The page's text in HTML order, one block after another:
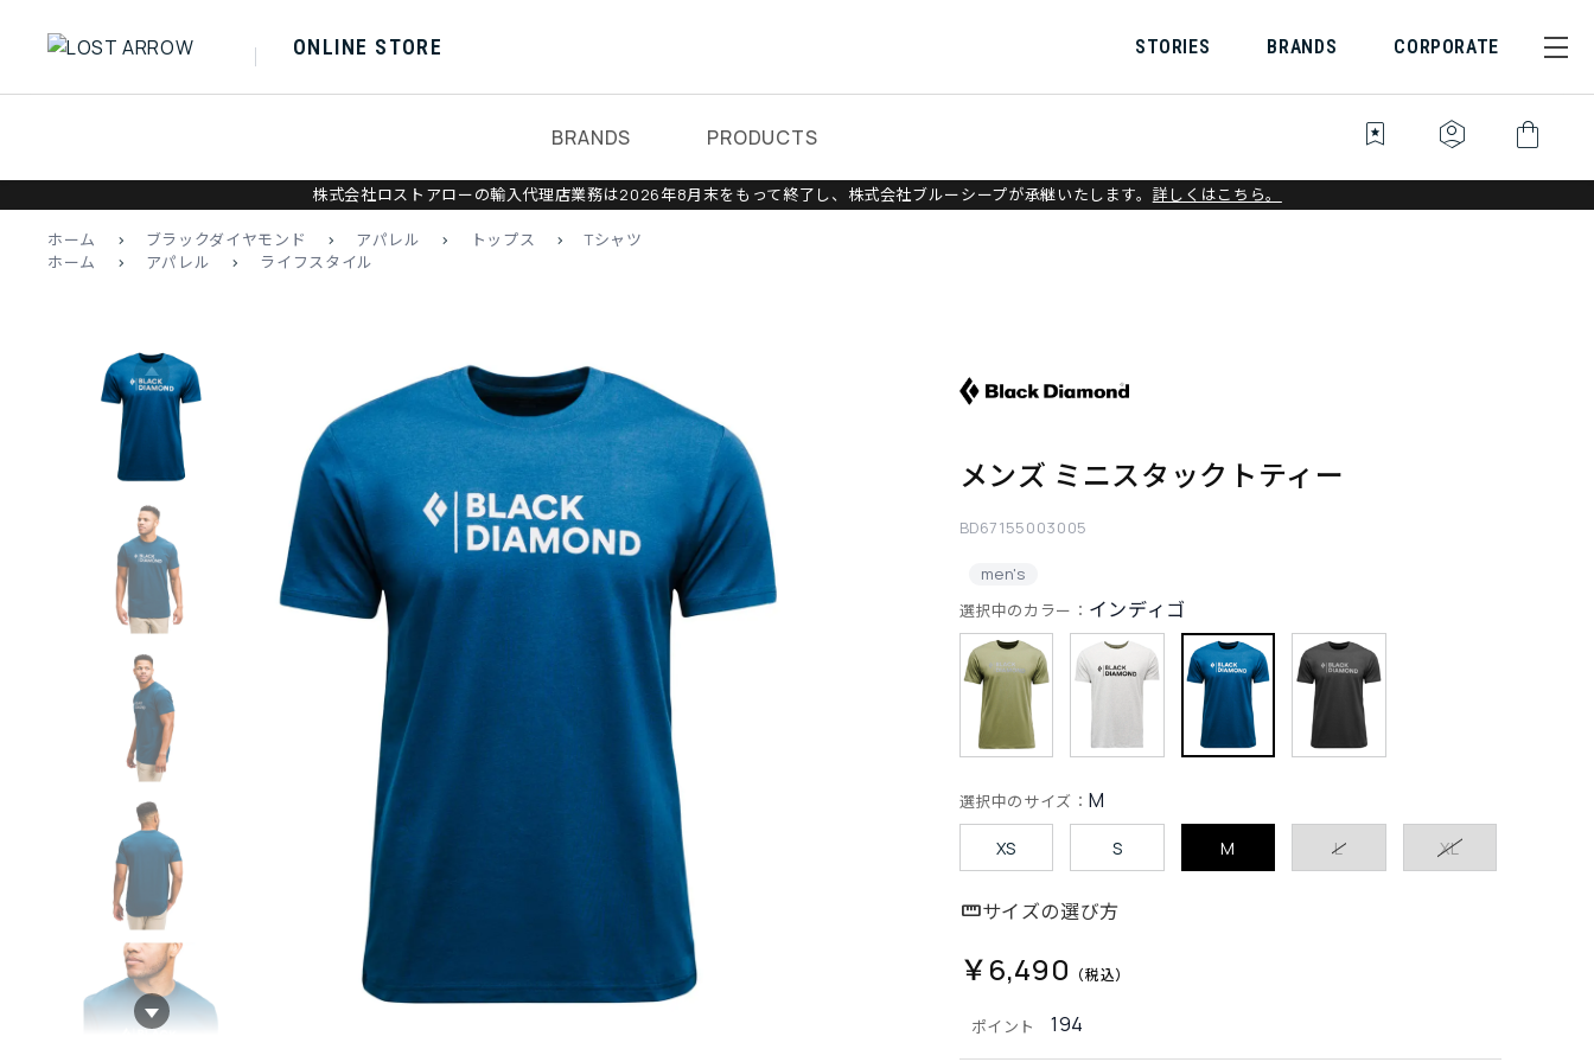
ONLINE STORE STORIES BRANDS CORPORATE
BRANDS PRODUCTS bookmark_star identity_platform shopping_bag
株式会社ロストアローの輸入代理店業務は2026年8月末をもって終了し、株式会社ブルーシープが承継いたします。 詳しくはこちら。
ホーム > ブラックダイヤモンド > アパレル > トップス >
Tシャツ
ホーム
> アパレル > ライフスタイル
メンズ ミニスタックトティー
BD67155003005
men's
ポイント 194
選択中のカラー： インディゴ
選択中のサイズ： M
XS S M L XL
サイズの選び方
￥6,490